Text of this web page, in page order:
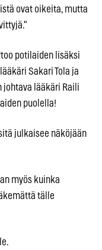
ovat oikeita, mutta
potilaiden lisäksi
Sakari Tola ja
johtava lääkäri Raili
puolella!
julkaisee näköjään
myös kuinka
tälle